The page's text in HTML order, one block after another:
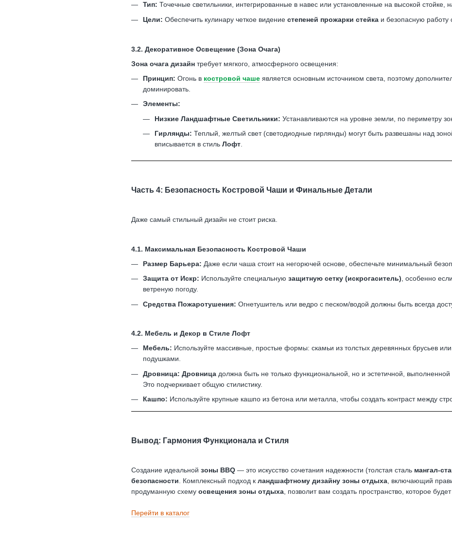
Тип: Точечные светильники, интегрированные в навес или установленные на высокой стойке,
Цели: Обеспечить кулинару четкое видение степеней прожарки стейка и безопасную работу
3.2. Декоративное Освещение (Зона Очага)
Зона очага дизайн требует мягкого, атмосферного освещения:
Принцип: Огонь в костровой чаше является основным источником света, поэтому
доминировать.
Элементы:
Низкие Ландшафтные Светильники: Устанавливаются на уровне земли, по периметру
Гирлянды: Теплый, желтый свет (светодиодные гирлянды) могут быть развешаны над
вписывается в стиль Лофт
Часть 4: Безопасность Костровой Чаши и Финальные Детали
Даже самый стильный дизайн не стоит риска.
4.1. Максимальная Безопасность Костровой Чаши
Размер Барьера: Даже если чаша стоит на негорючей основе, обеспечьте минимальный
Защита от Искр: Используйте специальную защитную сетку (искрогаситель) , особенно
ветреную погоду.
Средства Пожаротушения: Огнетушитель или ведро с песком/водой должны быть всегда
4.2. Мебель и Декор в Стиле Лофт
Мебель: Используйте массивные, простые формы: скамьи из толстых деревянных брусьев
подушками.
Дровница: Дровница должна быть не только функциональной, но и эстетичной, выполненной
Это подчеркивает общую стилистику.
Кашпо: Используйте крупные кашпо из бетона или металла, чтобы создать контраст между
Вывод: Гармония Функционала и Стиля
Создание идеальной зоны BBQ — это искусство сочетания надежности (толстая сталь мангал-
безопасности. Комплексный подход к ландшафтному дизайну зоны отдыха, включающий
продуманную схему освещения зоны отдыха, позволит вам создать пространство, которое
Перейти в каталог